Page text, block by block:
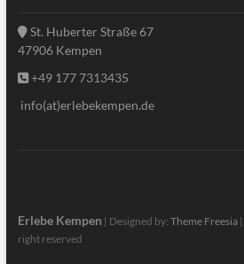
St. Huberter Straße 67
47906 Kempen
+49 177 7313435
info(at)erlebekempen.de
Erlebe Kempen | Designed by: Theme Freesia|
right reserved